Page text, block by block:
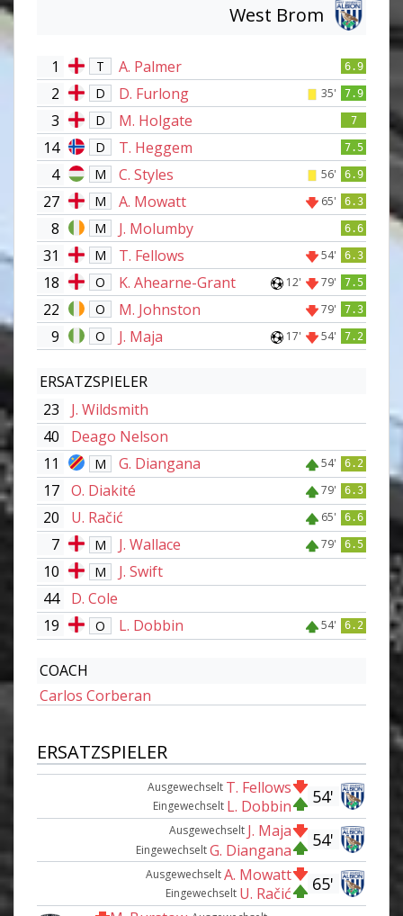
West Brom
1 T A. Palmer 6.9
2 D D. Furlong 35' 7.9
3 D M. Holgate 7
14 D T. Heggem 7.5
4 M C. Styles 56' 6.9
27 M A. Mowatt 65' 6.3
8 M J. Molumby 6.6
31 M T. Fellows 54' 6.3
18 O K. Ahearne-Grant 12' 79' 7.5
22 O M. Johnston 79' 7.3
9 O J. Maja 17' 54' 7.2
ERSATZSPIELER
23
J. Wildsmith
40
Deago Nelson
11
M G. Diangana 54' 6.2
17 O. Diakité 79' 6.3
20 U. Račić 65' 6.6
7 M J. Wallace 79' 6.5
10 M
J. Swift
44
D. Cole
19
O L. Dobbin 54' 6.2
COACH
Carlos Corberan
ERSATZSPIELER
54'
Ausgewechselt T. Fellows
Eingewechselt L. Dobbin
54'
Ausgewechselt J. Maja
EingewechseltG. Diangana
65'
AusgewechseltA. Mowatt
Eingewechselt U. Račić